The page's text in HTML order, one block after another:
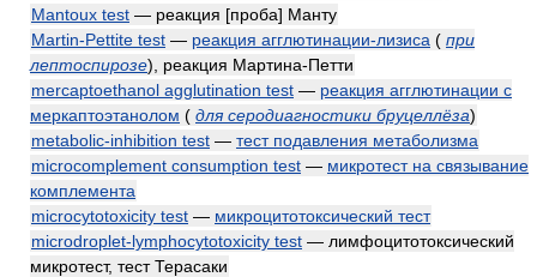
Mantoux test — реакция [проба] Манту
Martin-Pettite test — реакция агглютинации-лизиса ( при
лептоспирозе) , реакция Мартина-Петти
mercaptoethanol agglutination test — реакция агглютинации с
меркаптоэтанолом ( для серодиагностики бруцеллёза)
metabolic-inhibition test — тест подавления метаболизма
microcomplement consumption test — микротест на связывание
комплемента
microcytotoxicity test — микроцитотоксический тест
microdroplet-lymphocytotoxicity test — лимфоцитотоксический
микротест, тест Терасаки